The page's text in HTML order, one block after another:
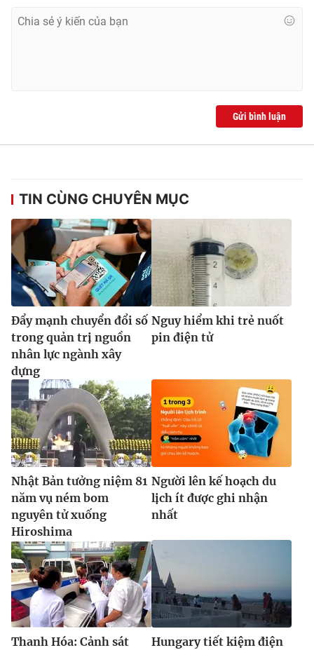
Gửi bình luận
TIN CÙNG CHUYÊN MỤC
Đẩy mạnh chuyển đổi số
trong quản trị nguồn
nhân lực ngành xây
dựng
Nguy hiểm khi trẻ nuốt
pin điện tử
Nhật Bản tưởng niệm 81
năm vụ ném bom
nguyên tử xuống
Hiroshima
Người lên kế hoạch du
lịch ít được ghi nhận
nhất
Thanh Hóa: Cảnh sát
Hungary tiết kiệm điện